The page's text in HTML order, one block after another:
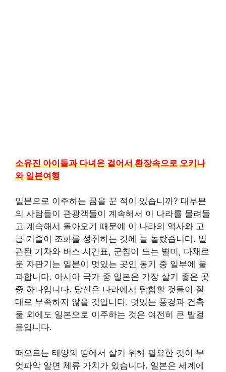
소유진 아이들과 다녀온 걸어서 환장속으로 오키나
와 일본여행
일본으로 이주하는 꿈을 꾼 적이 있습니까? 대부분
의 사람들이 관광객들이 계속해서 이 나라를 몰려들
고 계속해서 돌아오기 때문에 이 나라의 역사와 고
급 기술이 조화를 성취하는 것에 늘 놀랐습니다. 일
관된 기차와 버스 시간표, 군침이 도는 별미, 다채로
운 자판기는 일본이 멋있는 곳인 동기 중 일부에 불
과합니다. 아시아 국가 중 일본은 가장 살기 좋은 곳
중 하나입니다. 당신은 나라에서 탐험할 것들이 절
대로 부족하지 않을 것입니다. 멋있는 풍경과 건축
물 외에도 일본으로 이주하는 것은 여전히 큰 발걸
음입니다.
떠오르는 태양의 땅에서 살기 위해 필요한 것이 무
엇파악 알면 체류 가치가 있습니다. 일본은 세계에